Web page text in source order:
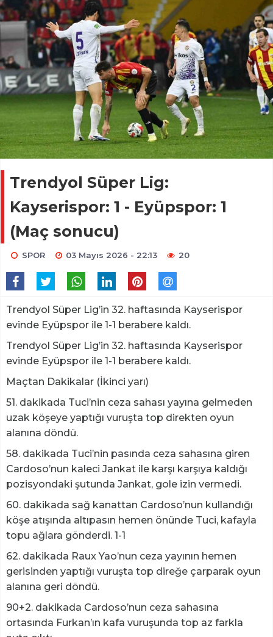
Trendyol Süper Lig:
Kayserispor: 1 - Eyüpspor: 1
(Maç sonucu)
SPOR 03 Mayıs 2026 - 22:13 20
Trendyol Süper Lig’in 32. haftasında Kayserispor
evinde Eyüpspor ile 1-1 berabere kaldı.
Trendyol Süper Lig’in 32. haftasında Kayserispor
evinde Eyüpspor ile 1-1 berabere kaldı.
Maçtan Dakikalar (İkinci yarı)
51. dakikada Tuci’nin ceza sahası yayına gelmeden
uzak köşeye yaptığı vuruşta top direkten oyun
alanına döndü.
58. dakikada Tuci’nin pasında ceza sahasına giren
Cardoso’nun kaleci Jankat ile karşı karşıya kaldığı
pozisyondaki şutunda Jankat, gole izin vermedi.
60. dakikada sağ kanattan Cardoso’nun kullandığı
köşe atışında altıpasın hemen önünde Tuci, kafayla
topu ağlara gönderdi. 1-1
62. dakikada Raux Yao’nun ceza yayının hemen
gerisinden yaptığı vuruşta top direğe çarparak oyun
alanına geri döndü.
90+2. dakikada Cardoso’nun ceza sahasına
ortasında Furkan’ın kafa vuruşunda top az farkla